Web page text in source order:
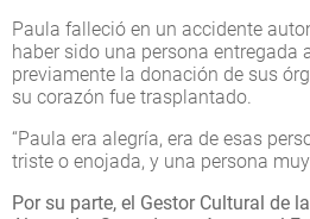
Paula falleció en un accidente
haber sido una persona entregada
previamente la donación de sus
su corazón fue trasplantado.
“Paula era alegría, era de esas
triste o enojada, y una persona muy
Por su parte, el Gestor Cultural de